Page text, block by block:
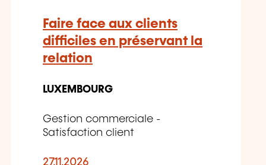
Faire face aux clients
difficiles en préservant la
relation
LUXEMBOURG
Gestion commerciale -
Satisfaction client
27.11.2026